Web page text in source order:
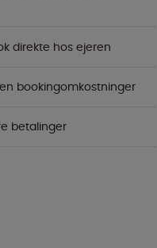
direkte hos ejeren
bookingomkostninger
betalinger